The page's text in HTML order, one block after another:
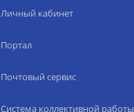
Личный кабинет
Портал
Почтовый сервис
Система коллективной работы